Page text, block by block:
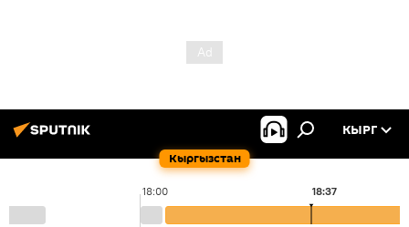
Кыргызстан
КЫРГ
18:00 18:37